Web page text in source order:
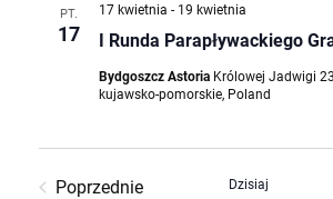
PT.
17 I Runda Parapływackiego
17 kwietnia - 19 kwietnia
Bydgoszcz Astoria Królowej Jadwigi
kujawsko-pomorskie, Poland
Poprzednie
Dzisiaj